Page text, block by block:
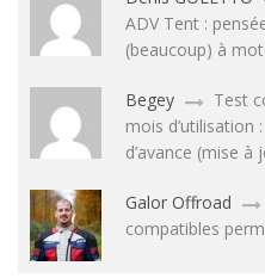
ADV Tent :
(beaucoup) à
Begey
Test
mois d’utilisation
d’avance (mise à
Galor Offroad
compatibles